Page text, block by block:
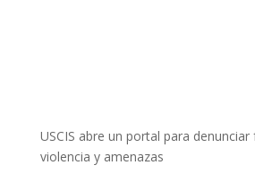
USCIS abre un portal para
violencia y amenazas